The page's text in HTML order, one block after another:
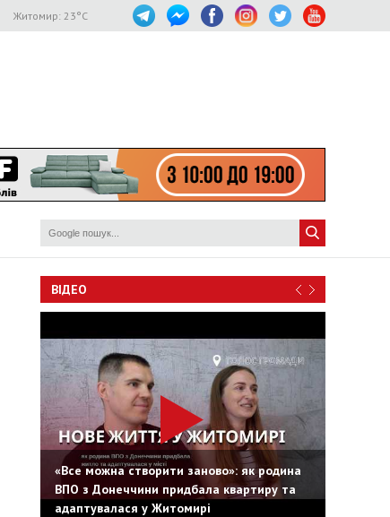
Житомир: 23°C
ВІДЕО
«Все можна створити заново»: як родина
ВПО з Донеччини придбала квартиру та
адаптувалася у Житомирі